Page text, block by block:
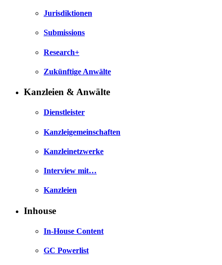
Jurisdiktionen
Submissions
Research+
Zukünftige Anwälte
Kanzleien & Anwälte
Dienstleister
Kanzleigemeinschaften
Kanzleinetzwerke
Interview mit…
Kanzleien
Inhouse
In-House Content
GC Powerlist